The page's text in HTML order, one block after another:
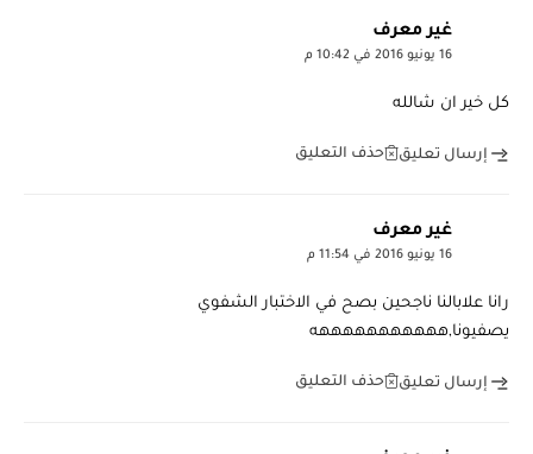
غير معرف
16 يونيو 2016 في 10:42 م
كل خير ان شالله
إرسال تعليق حذف التعليق
غير معرف
16 يونيو 2016 في 11:54 م
رانا علابالنا ناجحين بصح في الاختبار الشفوي
يصفيونا,هههههههههههه
إرسال تعليق حذف التعليق